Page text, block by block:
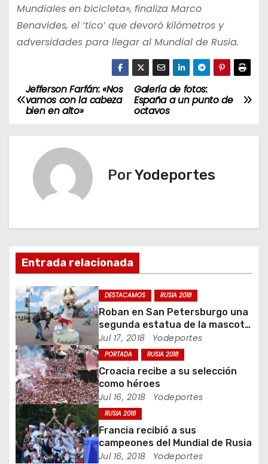
Mundiales en bicicleta», finaliza Marco
Benavides, el ‘tico’ que devoró kilómetros y
adversidades para llegar al Mundial de Rusia.
N
a
c
i
ó
n
d
e
e
n
t
Galería de fotos:
España a un punto de
octavos
Jefferson Farfán: «Nos
vamos con la cabeza
bien en alto»
PorYodeportes
Entrada relacionada
DESTACAMOS RUSIA 2018
Roban en San Petersburgo una
segunda estatua de la mascota
del Mundial 2018
Jul 17, 2018 Yodeportes
PORTADA RUSIA 2018
Croacia recibe a su selección
como héroes
Jul 16, 2018 Yodeportes
RUSIA 2018
Francia recibió a sus
campeones del Mundial de Rusia
Jul 16, 2018 Yodeportes